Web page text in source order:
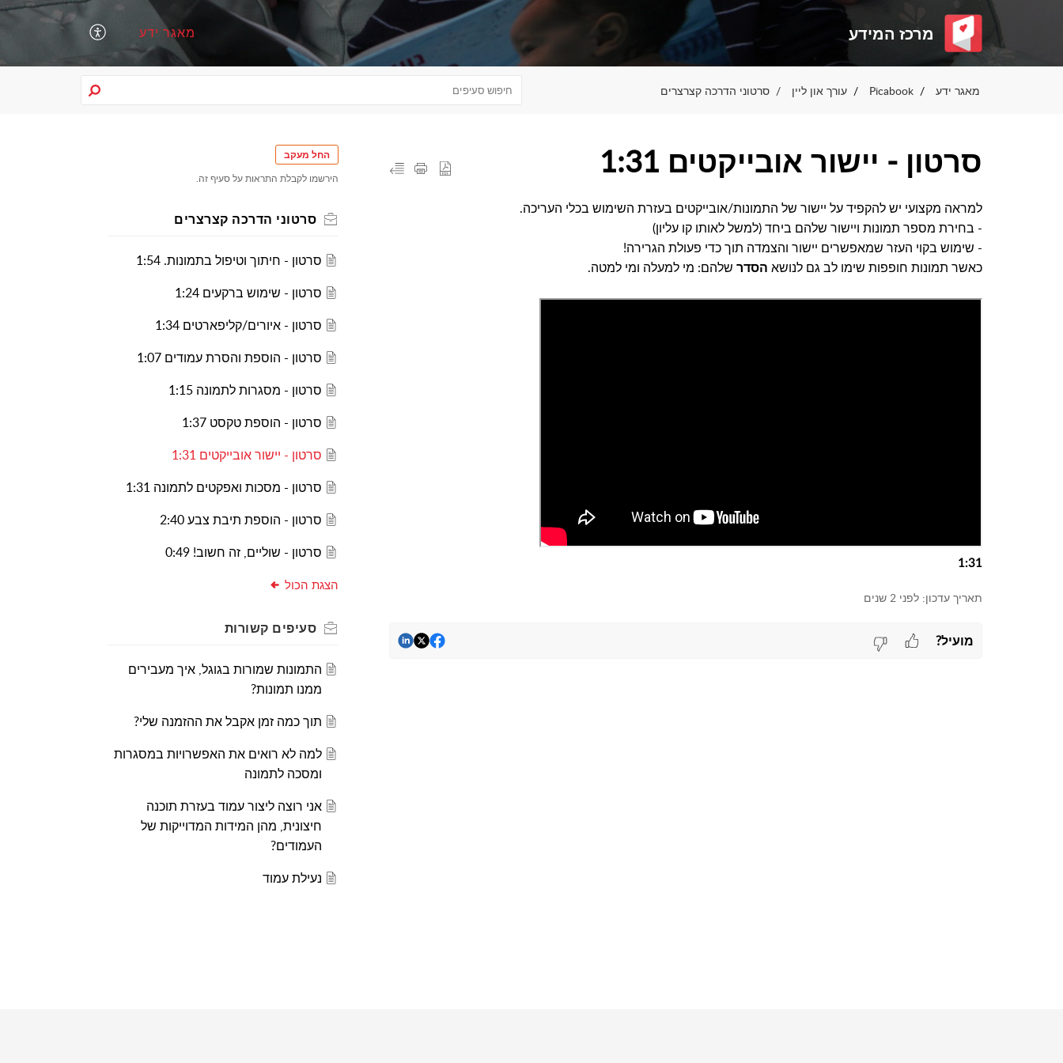
מרכז המידע מאגר ידע
מאגר ידע Picabook עורך און ליין סרטוני הדרכה קצרצרים
סרטון - יישור אובייקטים 1:31
למראה מקצועי יש להקפיד על יישור של התמונות/אובייקטים בעזרת השימוש בכלי העריכה.
- בחירת מספר תמונות ויישור שלהם ביחד (למשל לאותו קו עליון)
- שימוש בקוי העזר שמאפשרים יישור והצמדה תוך כדי פעולת הגרירה!
כאשר תמונות חופפות שימו לב גם לנושא הסדר שלהם: מי למעלה ומי למטה.
1:31
תאריך עדכון: לפני 2 שנים
מועיל?
החל מעקב
הירשמו לקבלת התראות על סעיף זה.
סרטוני הדרכה קצרצרים
סרטון - חיתוך וטיפול בתמונות. 1:54
סרטון - שימוש ברקעים 1:24
סרטון - איורים/קליפארטים 1:34
סרטון - הוספת והסרת עמודים 1:07
סרטון - מסגרות לתמונה 1:15
סרטון - הוספת טקסט 1:37
סרטון - יישור אובייקטים 1:31
סרטון - מסכות ואפקטים לתמונה 1:31
סרטון - הוספת תיבת צבע 2:40
סרטון - שוליים, זה חשוב! 0:49
הצגת הכול
סעיפים קשורות
התמונות שמורות בגוגל, איך מעבירים
ממנו תמונות?
תוך כמה זמן אקבל את ההזמנה שלי?
למה לא רואים את האפשרויות במסגרות
ומסכה לתמונה
אני רוצה ליצור עמוד בעזרת תוכנה
חיצונית, מהן המידות המדוייקות של
העמודים?
נעילת עמוד